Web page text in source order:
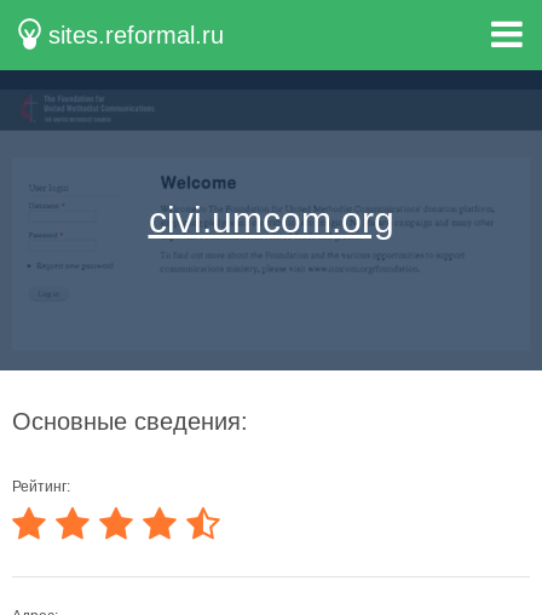
sites.reformal.ru
civi.umcom.org
Основные сведения:
Рейтинг: